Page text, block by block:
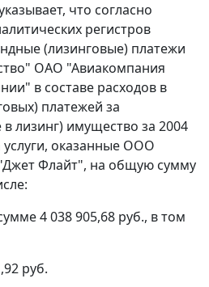
что согласно
регистров
(лизинговые) платежи
ОАО "Авиакомпания
в составе расходов в
платежей за
лизинг) имущество за 2004
услуги, оказанные ООО
Флайт", на общую сумму
4 038 905,68 руб., в том
руб.